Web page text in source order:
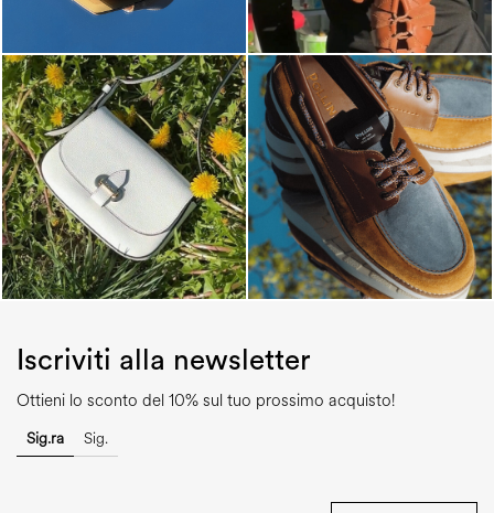
Iscriviti alla newsletter
Ottieni lo sconto del 10% sul tuo prossimo acquisto!
Sig.ra Sig.